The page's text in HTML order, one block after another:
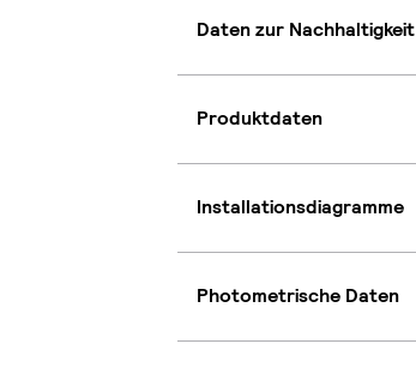
Daten zur Nachhaltigkeit
Produktdaten
Installationsdiagramme
Photometrische Daten